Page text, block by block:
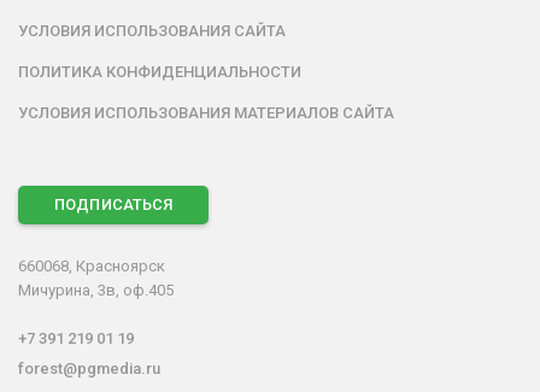
УСЛОВИЯ ИСПОЛЬЗОВАНИЯ САЙТА
ПОЛИТИКА КОНФИДЕНЦИАЛЬНОСТИ
УСЛОВИЯ ИСПОЛЬЗОВАНИЯ МАТЕРИАЛОВ САЙТА
ПОДПИСАТЬСЯ
660068, Красноярск
Мичурина, 3в, оф.405
+7 391 219 01 19
forest@pgmedia.ru